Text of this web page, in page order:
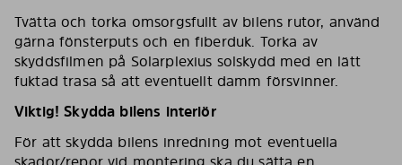
Tvätta och torka omsorgsfullt av bilens rutor, använd
gärna fönsterputs och en fiberduk. Torka av
skyddsfilmen på Solarplexius solskydd med en lätt
fuktad trasa så att eventuellt damm försvinner.
Viktig! Skydda bilens interiör
För att skydda bilens inredning mot eventuella